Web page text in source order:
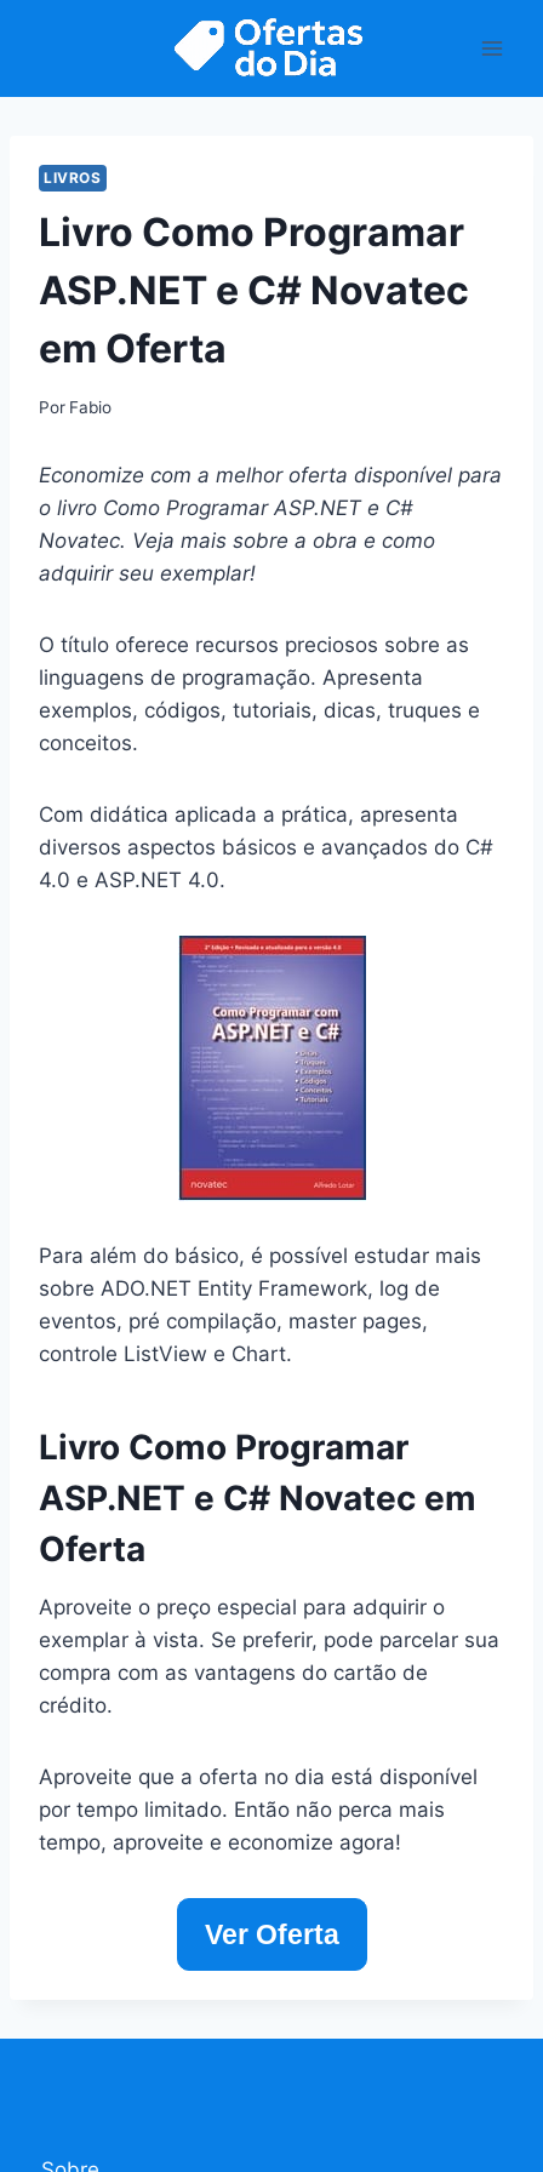
LIVROS
Livro Como Programar
ASP.NET e C# Novatec
em Oferta
Por Fabio
Economize com a melhor oferta disponível para
o livro Como Programar ASP.NET e C#
Novatec. Veja mais sobre a obra e como
adquirir seu exemplar!
O título oferece recursos preciosos sobre as
linguagens de programação. Apresenta
exemplos, códigos, tutoriais, dicas, truques e
conceitos.
Com didática aplicada a prática, apresenta
diversos aspectos básicos e avançados do C#
4.0 e ASP.NET 4.0.
Para além do básico, é possível estudar mais
sobre ADO.NET Entity Framework, log de
eventos, pré compilação, master pages,
controle ListView e Chart.
Livro Como Programar
ASP.NET e C# Novatec em
Oferta
Aproveite o preço especial para adquirir o
exemplar à vista. Se preferir, pode parcelar sua
compra com as vantagens do cartão de
crédito.
Aproveite que a oferta no dia está disponível
por tempo limitado. Então não perca mais
tempo, aproveite e economize agora!
Ver Oferta